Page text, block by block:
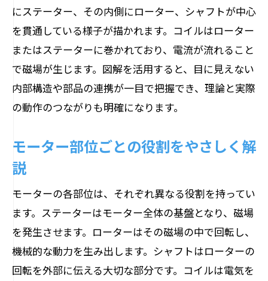
にステーター、その内側にローター、シャフトが中心
を貫通している様子が描かれます。コイルはローター
またはステーターに巻かれており、電流が流れること
で磁場が生じます。図解を活用すると、目に見えない
内部構造や部品の連携が一目で把握でき、理論と実際
の動作のつながりも明確になります。
モーター部位ごとの役割をやさしく解
説
モーターの各部位は、それぞれ異なる役割を持ってい
ます。ステーターはモーター全体の基盤となり、磁場
を発生させます。ローターはその磁場の中で回転し、
機械的な動力を生み出します。シャフトはローターの
回転を外部に伝える大切な部分です。コイルは電気を